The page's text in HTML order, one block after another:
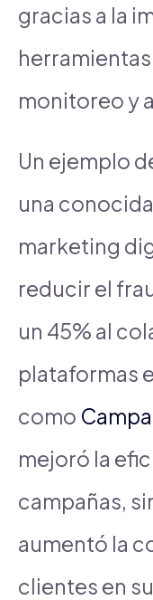
gracias a la
monitoreo y
Un ejemplo
una
marketing
reducir el
un 45% al
plataformas
como
mejoró la
campañas,
aumentó la
clientes en